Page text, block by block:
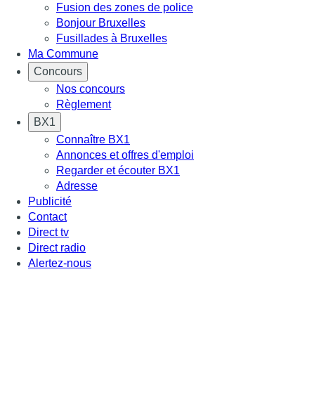
Fusion des zones de police
Bonjour Bruxelles
Fusillades à Bruxelles
Ma Commune
Concours
Nos concours
Règlement
BX1
Connaître BX1
Annonces et offres d'emploi
Regarder et écouter BX1
Adresse
Publicité
Contact
Direct tv
Direct radio
Alertez-nous